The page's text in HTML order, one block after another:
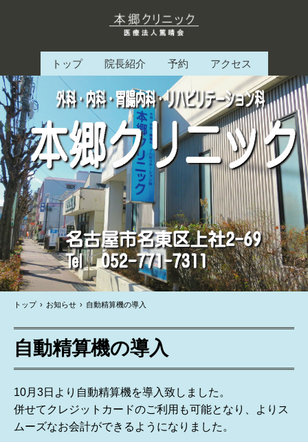
トップ 院長紹介 予約 アクセス
トップ › お知らせ › 自動精算機の導入
自動精算機の導入
10月3日より自動精算機を導入致しました。
併せてクレジットカードのご利用も可能となり、よりス
ムーズなお会計ができるようになりました。